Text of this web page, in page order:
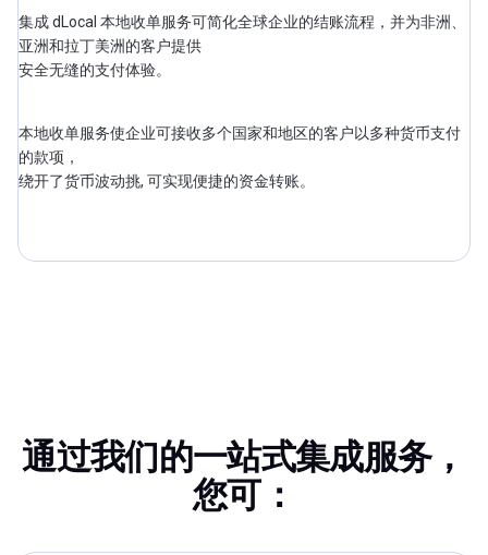
集成 dLocal 本地收单服务可简化全球企业的结账流程，并为非洲、
亚洲和拉丁美洲的客户提供
安全无缝的支付体验。
本地收单服务使企业可接收多个国家和地区的客户以多种货币支付
的款项，
绕开了货币波动挑, 可实现便捷的资金转账。
通过我们的一站式集成服务，
您可：